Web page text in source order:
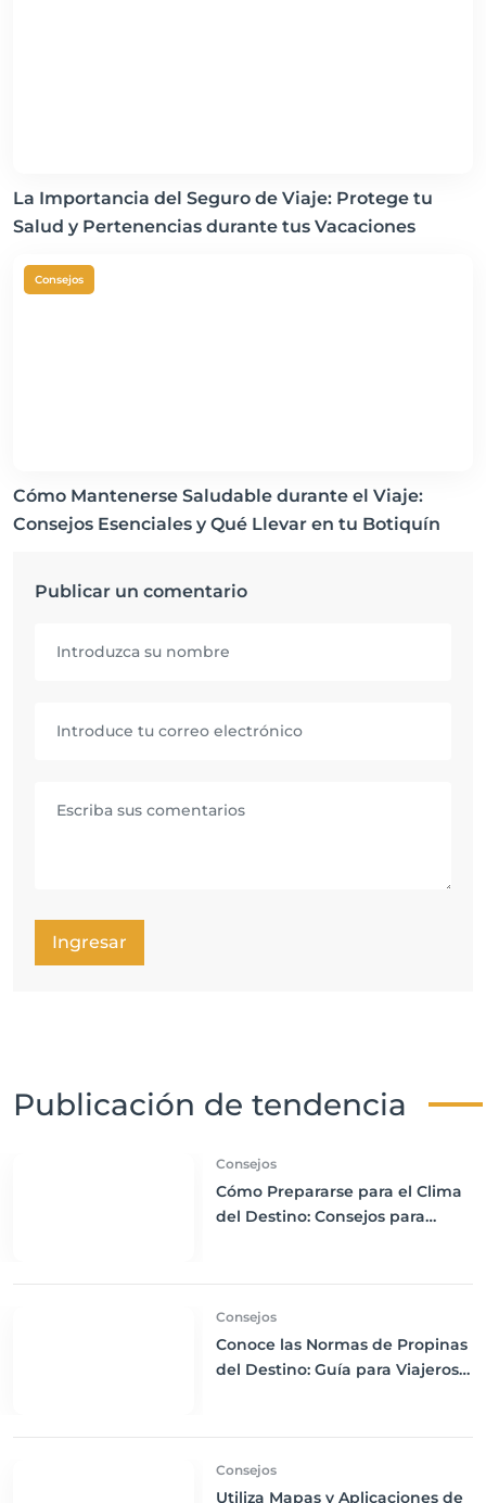
La Importancia del Seguro de Viaje: Protege tu
Salud y Pertenencias durante tus Vacaciones
Consejos
Cómo Mantenerse Saludable durante el Viaje:
Consejos Esenciales y Qué Llevar en tu Botiquín
Publicar un comentario
Ingresar
Publicación de tendencia
Consejos
Cómo Prepararse para el Clima
del Destino: Consejos para
Consejos
Conoce las Normas de Propinas
del Destino: Guía para Viajeros
Consejos
Utiliza Mapas y Aplicaciones de